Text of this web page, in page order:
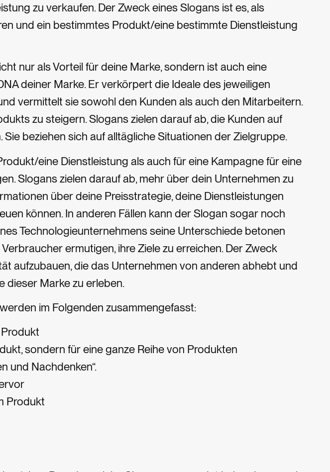
zu verkaufen. Der Zweck eines Slogans ist es, als
und ein bestimmtes Produkt/eine bestimmte Dienstleistung
nur als Vorteil für deine Marke, sondern ist auch eine
deiner Marke. Er verkörpert die Ideale des jeweiligen
vermittelt sie sowohl den Kunden als auch den Mitarbeitern.
zu steigern. Slogans zielen darauf ab, die Kunden auf
beziehen sich auf alltägliche Situationen der Zielgruppe.
eine Dienstleistung als auch für eine Kampagne für eine
Slogans zielen darauf ab, mehr über dein Unternehmen zu
über deine Preisstrategie, deine Dienstleistungen
können. In anderen Fällen kann der Slogan sogar noch
Technologieunternehmens seine Unterschiede betonen
ermutigen, ihre Ziele zu erreichen. Der Zweck
aufzubauen, die das Unternehmen von anderen abhebt und
dieser Marke zu erleben.
im Folgenden zusammengefasst:
sondern für eine ganze Reihe von Produkten
und Nachdenken“.
Produkt